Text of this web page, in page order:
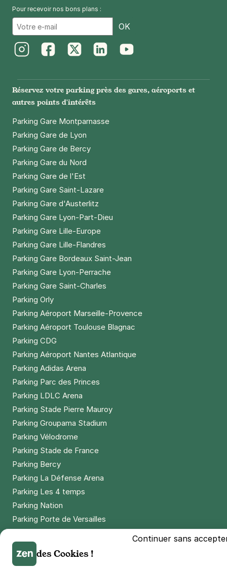
Pour recevoir nos bons plans :
OK
Réservez votre parking près des gares, aéroports et
autres points d'intérêts
Parking Gare Montparnasse
Parking Gare de Lyon
Parking Gare de Bercy
Parking Gare du Nord
Parking Gare de l'Est
Parking Gare Saint-Lazare
Parking Gare d'Austerlitz
Parking Gare Lyon-Part-Dieu
Parking Gare Lille-Europe
Parking Gare Lille-Flandres
Parking Gare Bordeaux Saint-Jean
Parking Gare Lyon-Perrache
Parking Gare Saint-Charles
Parking Orly
Parking Aéroport Marseille-Provence
Parking Aéroport Toulouse Blagnac
Parking CDG
Parking Aéroport Nantes Atlantique
Parking Adidas Arena
Parking Parc des Princes
Parking LDLC Arena
Parking Stade Pierre Mauroy
Parking Groupama Stadium
Parking Vélodrome
Parking Stade de France
Parking Bercy
Parking La Défense Arena
Parking Les 4 temps
Parking Nation
Parking Porte de Versailles
Parking Euralille
Parking Casino Barrière Lille
Continuer sans
des Cookies !